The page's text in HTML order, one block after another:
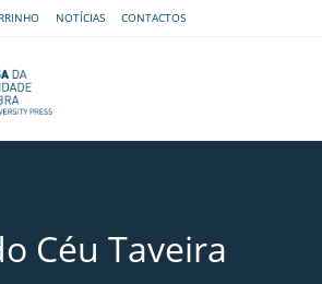
NOTÍCIAS CONTACTOS
Céu Taveira